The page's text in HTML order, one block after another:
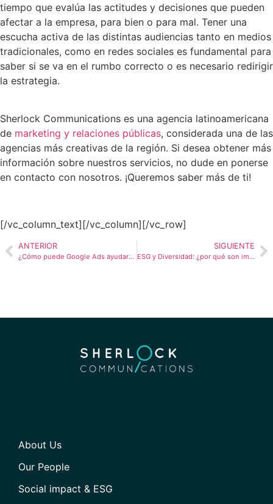
tiempo que evalúa las actitudes y decisiones que pueden
afectar a la empresa, para bien o para mal. Tener una
escucha activa de las distintas audiencias tanto en medios
tradicionales, como en redes sociales es fundamental para
saber si se va en el rumbo correcto o es necesario redirigir
la estrategia.
Sherlock Communications es una agencia latinoamericana
de marketing y relaciones públicas, considerada una de las
agencias más creativas de la región. Si desea obtener más
información sobre nuestros servicios, no dude en ponerse
en contacto con nosotros. ¡Queremos saber más de ti!
[/vc_column_text][/vc_column][/vc_row]
ANTERIOR
¿Cómo puede Google Ads ayudarte a alcanzar los objetivos de tu negocio?
SIGUIENTE
ESG y Diversidad: ¿por qué son importantes dentro de las empresas?
About Us
Our People
Social impact & ESG